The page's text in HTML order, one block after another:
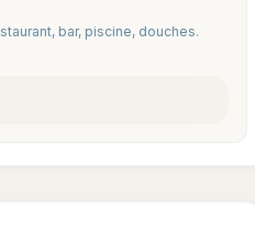
bar, piscine, douches.